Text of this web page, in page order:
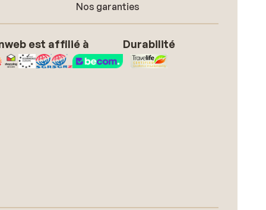
Nos garanties
est affilié à Durabilité